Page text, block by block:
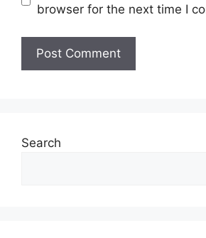
browser for the next time I
Search